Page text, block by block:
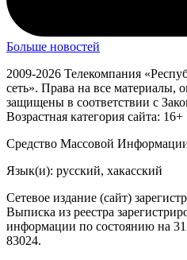
Больше новостей
2009-2026 Телекомпания
сеть». Права на все материалы,
защищены в соответствии с
Возрастная категория сайта: 16+
Средство Массовой
Язык(и): русский, хакасский
Сетевое издание (сайт)
Выписка из реестра
информации по состоянию на
83024.